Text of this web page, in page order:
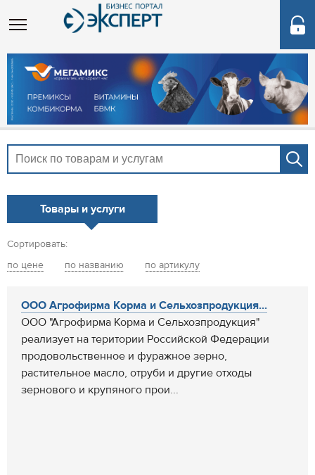
Товары и услуги
Сортировать:
по цене
по названию по артикулу
ООО Агрофирма Корма и Сельхозпродукция...
ООО "Агрофирма Корма и Сельхозпродукция"
реализует на територии Российской Федерации
продовольственное и фуражное зерно,
растительное масло, отруби и другие отходы
зернового и крупяного прои...